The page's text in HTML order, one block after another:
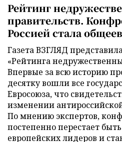
Рейтинг
правительств.
Россией стала
Газета ВЗГЛЯД
«Рейтинга
Впервые за всю историю
десятку вошли все
Евросоюза, что
изменении
По мнению экспертов,
постепенно перестает
европейских лидеров и